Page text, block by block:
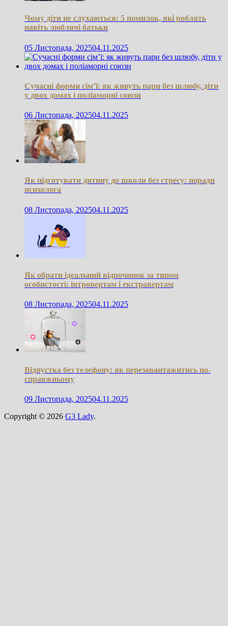
Чому діти не слухаються: 5 помилок, які роблять
навіть люблячі батьки
05 Листопада, 202504.11.2025
Сучасні форми сім’ї: як живуть пари без шлюбу, діти
у двох домах і поліаморні союзи
06 Листопада, 202504.11.2025
Як підготувати дитину до школи без стресу: поради
психолога
08 Листопада, 202504.11.2025
Як обрати ідеальний відпочинок за типом
особистості: інтровертам і екстравертам
08 Листопада, 202504.11.2025
Відпустка без телефону: як перезавантажитись по-
справжньому
09 Листопада, 202504.11.2025
Copyright © 2026 G3 Lady.